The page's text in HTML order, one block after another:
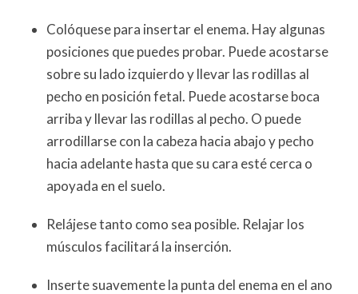
Colóquese para insertar el enema. Hay algunas
posiciones que puedes probar. Puede acostarse
sobre su lado izquierdo y llevar las rodillas al
pecho en posición fetal. Puede acostarse boca
arriba y llevar las rodillas al pecho. O puede
arrodillarse con la cabeza hacia abajo y pecho
hacia adelante hasta que su cara esté cerca o
apoyada en el suelo.
Relájese tanto como sea posible. Relajar los
músculos facilitará la inserción.
Inserte suavemente la punta del enema en el ano